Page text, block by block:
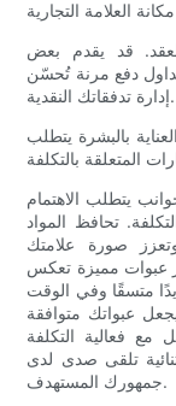
قد يقدم بعض
دفع مرنة تُحسّن
إدارة تدفقاتك النقدية.
بالبشرة يتطلب
يتطلب الاهتمام
تحافظ المواد
صورة علامتك
عبوات مميزة تعكس
متسقًا وفي الوقت
عبواتك متوافقة
مع فعالية التكلفة
تلقى صدى لدى
جمهورك المستهدف.